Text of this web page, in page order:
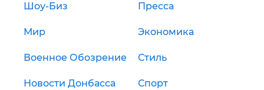
Шоу-Биз Пресса
Мир Экономика
Военное Обозрение Стиль
Новости Донбасса Спорт